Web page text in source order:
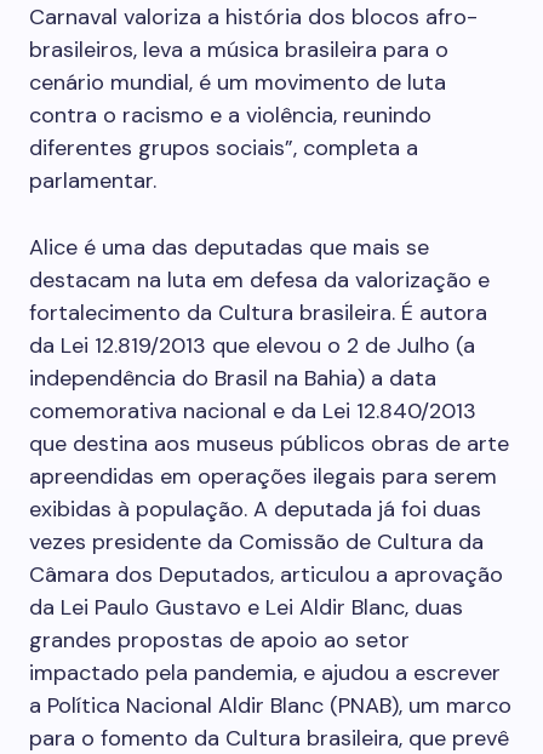
Carnaval valoriza a história dos blocos afro-
brasileiros, leva a música brasileira para o
cenário mundial, é um movimento de luta
contra o racismo e a violência, reunindo
diferentes grupos sociais”, completa a
parlamentar.
Alice é uma das deputadas que mais se
destacam na luta em defesa da valorização e
fortalecimento da Cultura brasileira. É autora
da Lei 12.819/2013 que elevou o 2 de Julho (a
independência do Brasil na Bahia) a data
comemorativa nacional e da Lei 12.840/2013
que destina aos museus públicos obras de arte
apreendidas em operações ilegais para serem
exibidas à população. A deputada já foi duas
vezes presidente da Comissão de Cultura da
Câmara dos Deputados, articulou a aprovação
da Lei Paulo Gustavo e Lei Aldir Blanc, duas
grandes propostas de apoio ao setor
impactado pela pandemia, e ajudou a escrever
a Política Nacional Aldir Blanc (PNAB), um marco
para o fomento da Cultura brasileira, que prevê